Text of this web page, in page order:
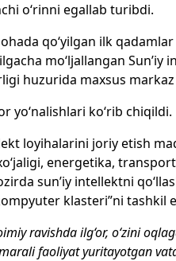
o‘rinni egallab turibdi.
qo‘yilgan ilk
mo‘ljallangan
huzurida maxsus
yo‘nalishlari ko‘rib chiqildi.
loyihalarini joriy etish
energetika,
sun’iy intellektni
klasteri”ni tashkil
ravishda ilg‘or, o‘zini
faoliyat yuritayotgan